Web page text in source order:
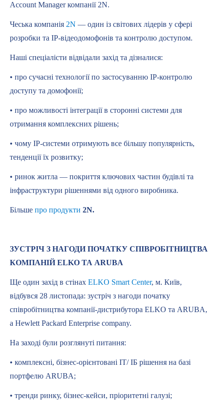
Account Manager компанії 2N.
Чеська компанія 2N — один із світових лідерів у сфері
розробки та IP-відеодомофонів та контролю доступом.
Наші спеціалісти відвідали захід та дізналися:
• про сучасні технології по застосуванню IP-контролю
доступу та домофонії;
• про можливості інтеграції в сторонні системи для
отримання комплексних рішень;
• чому IP-системи отримують все більшу популярність,
тенденції їх розвитку;
• ринок житла — покриття ключових частин будівлі та
інфраструктури рішеннями від одного виробника.
Більше про продукти 2N.
ЗУСТРІЧ З НАГОДИ ПОЧАТКУ СПІВРОБІТНИЦТВА
КОМПАНІЙ ELKO ТА ARUBA
Ще один захід в стінах ELKO Smart Center, м. Київ,
відбувся 28 листопада: зустріч з нагоди початку
співробітництва компанії-дистрибутора ELKO та ARUBA,
a Hewlett Packard Enterprise company.
На заході були розглянуті питання:
• комплексні, бізнес-орієнтовані ІТ/ ІБ рішення на базі
портфелю ARUBA;
• тренди ринку, бізнес-кейси, пріоритетні галузі;